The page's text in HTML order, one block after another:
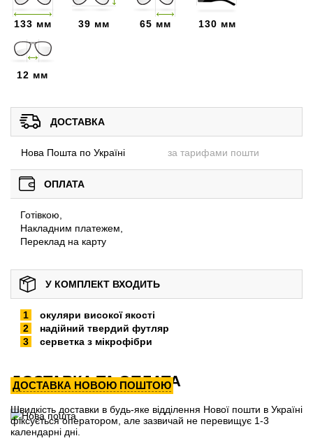
133 мм 39 мм 65 мм 130 мм
12 мм
ДОСТАВКА
Нова Пошта по Україні за тарифами пошти
ОПЛАТА
Готівкою,
Накладним платежем,
Переклад на карту
У КОМПЛЕКТ ВХОДИТЬ
окуляри високої якості
надійний твердий футляр
серветка з мікрофібри
ДОСТАВКА ТА ОПЛАТА
ДОСТАВКА НОВОЮ ПОШТОЮ
Швидкість доставки в будь-яке відділення Нової пошти в Україні
фіксується оператором, але зазвичай не перевищує 1-3
календарні дні.